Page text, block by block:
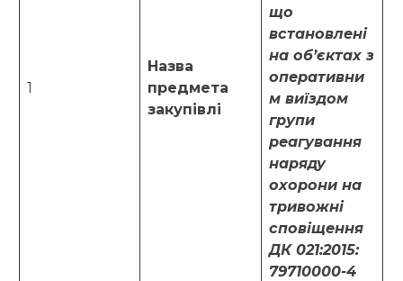
1
Назва
предмета
закупівлі
що
встановлені
на об’єктах з
оперативни
м виїздом
групи
реагування
наряду
охорони на
тривожні
сповіщення
ДК 021:2015:
79710000-4